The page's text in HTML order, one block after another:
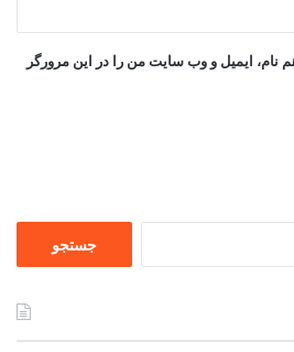
نام، ایمیل و وب سایت من را در این مرورگر